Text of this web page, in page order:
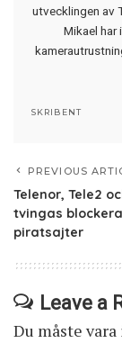
utvecklingen av
Mikael har
SKRIBENT
PREVIOUS
Telenor, Tele2
tvingas blockera
piratsajter
Leave a
Du måste vara